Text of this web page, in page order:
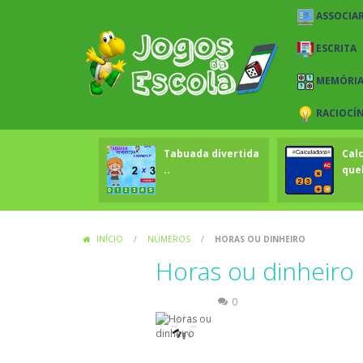
ESCRITA
MEMÓRIA
Tabuada divertida
..
INÍCIO / NÚMEROS / HORAS OU DINHEIRO
Horas ou dinheiro
0